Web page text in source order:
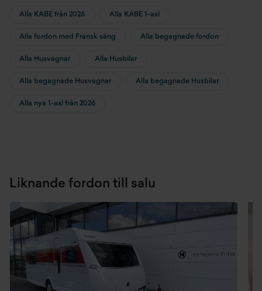
Alla KABE från 2026 Alla KABE 1-axl
Alla fordon med Fransk säng Alla begagnade fordon
Alla Husvagnar Alla Husbilar
Alla begagnade Husvagnar Alla begagnade Husbilar
Alla nya 1-axl från 2026
Liknande fordon till salu